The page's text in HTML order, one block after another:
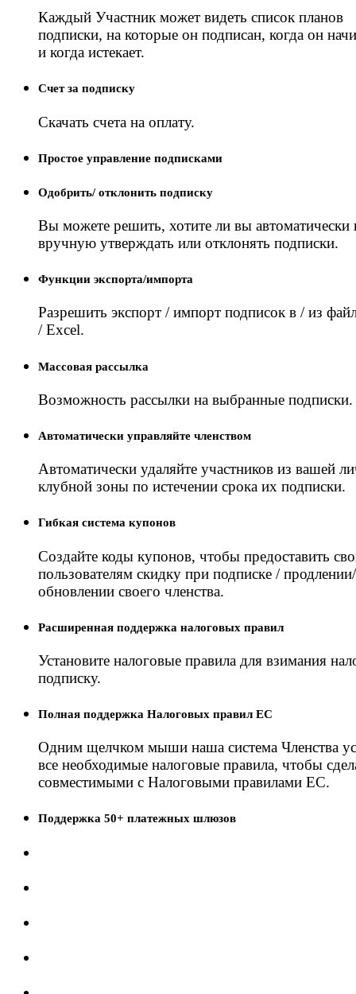
Каждый Участник может видеть список планов
подписки, на которые он подписан, когда он
и когда истекает.
Счет за подписку
Скачать счета на оплату.
Простое управление подписками
Одобрить/ отклонить подписку
Вы можете решить, хотите ли вы автоматически
вручную утверждать или отклонять подписки.
Функции экспорта/импорта
Разрешить экспорт / импорт подписок в / из
/ Excel.
Массовая рассылка
Возможность рассылки на выбранные подписки.
Автоматически управляйте членством
Автоматически удаляйте участников из вашей
клубной зоны по истечении срока их подписки.
Гибкая система купонов
Создайте коды купонов, чтобы предоставить
пользователям скидку при подписке / продлении/
обновлении своего членства.
Расширенная поддержка налоговых правил
Установите налоговые правила для взимания
подписку.
Полная поддержка Налоговых правил ЕС
Одним щелчком мыши наша система Членства
все необходимые налоговые правила, чтобы
совместимыми с Налоговыми правилами ЕС.
Поддержка 50+ платежных шлюзов